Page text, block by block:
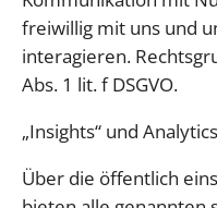
freiwillig mit uns und
interagieren.
Abs. 1 lit. f DSGVO.
„Insights“ und Analytics
Über die öffentlich